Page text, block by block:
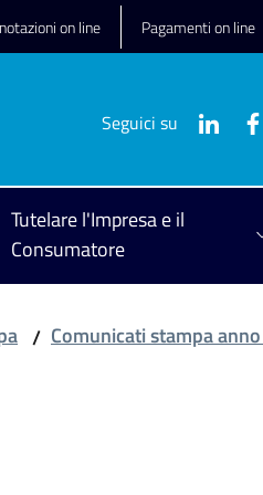
on line Pagamenti on line
Seguici su
Tutelare l'Impresa e il
Consumatore
/ Comunicati stampa